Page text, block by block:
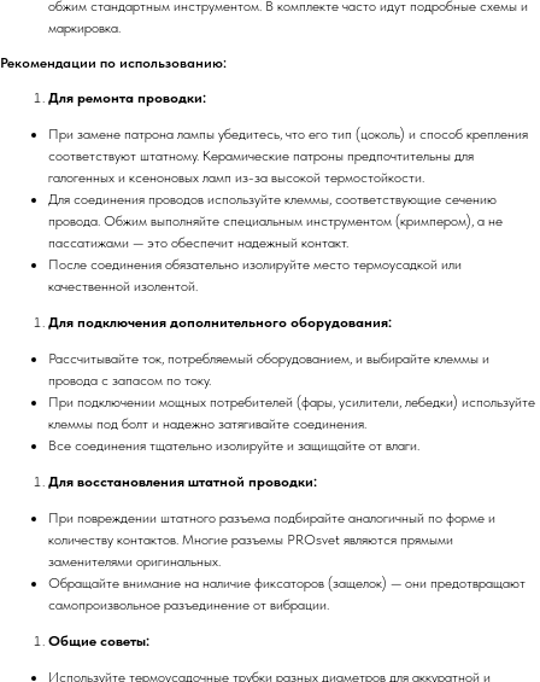
обжим стандартным инструментом. В комплекте часто идут подробные схемы и
маркировка.
Рекомендации по использованию:
Для ремонта проводки:
При замене патрона лампы убедитесь, что его тип (цоколь) и способ крепления
соответствуют штатному. Керамические патроны предпочтительны для
галогенных и ксеноновых ламп из-за высокой термостойкости.
Для соединения проводов используйте клеммы, соответствующие сечению
провода. Обжим выполняйте специальным инструментом (кримпером), а не
пассатижами — это обеспечит надежный контакт.
После соединения обязательно изолируйте место термоусадкой или
качественной изолентой.
Для подключения дополнительного оборудования:
Рассчитывайте ток, потребляемый оборудованием, и выбирайте клеммы и
провода с запасом по току.
При подключении мощных потребителей (фары, усилители, лебедки) используйте
клеммы под болт и надежно затягивайте соединения.
Все соединения тщательно изолируйте и защищайте от влаги.
Для восстановления штатной проводки:
При повреждении штатного разъема подбирайте аналогичный по форме и
количеству контактов. Многие разъемы PROsvet являются прямыми
заменителями оригинальных.
Обращайте внимание на наличие фиксаторов (защелок) — они предотвращают
самопроизвольное разъединение от вибрации.
Общие советы:
Используйте термоусадочные трубки разных диаметров для аккуратной и